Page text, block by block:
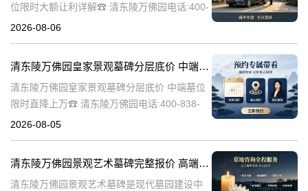
位限时大额让利详解☎ 清东陵万佛园电话:400-
838-5063清东陵万佛园，作为中国历史上著名
2026-08-06
清东陵万佛园皇家景观墓碑分层底价 中端墓位限时直降上万
清东陵万佛园皇家景观墓碑分层底价 中端墓位
限时直降上万☎ 清东陵万佛园电话:400-838-
5063清东陵万佛园，作为中国历史上著名的皇
2026-08-05
清东陵万佛园景观艺术墓碑完整报价 高端墓型大额直降活动详解
清东陵万佛园景观艺术墓碑是现代墓园建设中